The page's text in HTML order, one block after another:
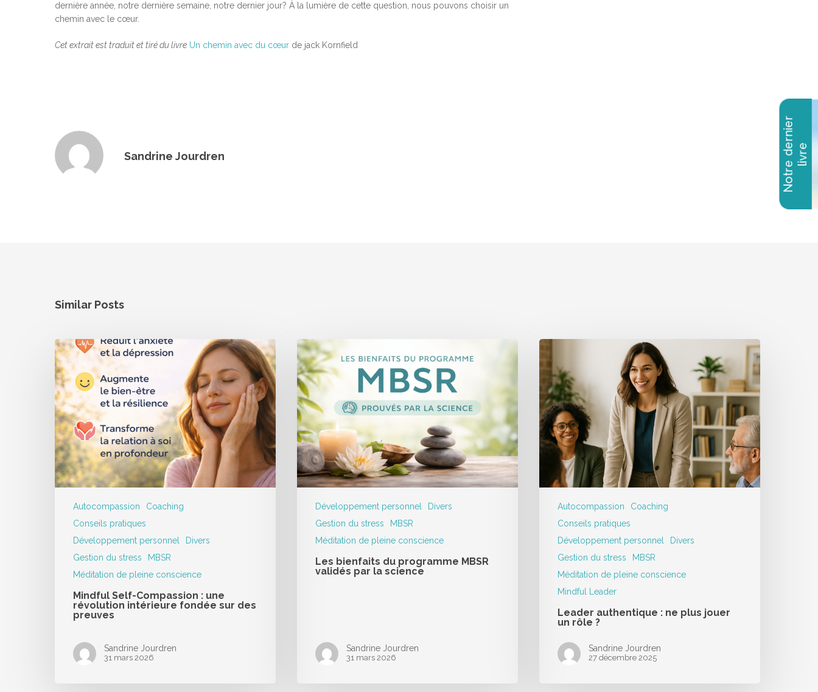
dernière année, notre dernière semaine, notre dernier jour? À la lumière de cette question, nous pouvons choisir un
chemin avec le cœur.
Cet extrait est traduit et tiré du livre Un chemin avec du cœur de jack Kornfield
Sandrine Jourdren
Similar Posts
Autocompassion
Coaching
Conseils pratiques
Développement personnel
Divers
Gestion du stress
MBSR
Méditation de pleine conscience
Mindful Self-Compassion : une
révolution intérieure fondée sur des
preuves
Sandrine Jourdren
31 mars 2026
Développement personnel
Divers
Gestion du stress
MBSR
Méditation de pleine conscience
Les bienfaits du programme MBSR
validés par la science
Sandrine Jourdren
31 mars 2026
Autocompassion
Coaching
Conseils pratiques
Développement personnel
Divers
Gestion du stress
MBSR
Méditation de pleine conscience
Mindful Leader
Leader authentique : ne plus jouer
un rôle ?
Sandrine Jourdren
27 décembre 2025